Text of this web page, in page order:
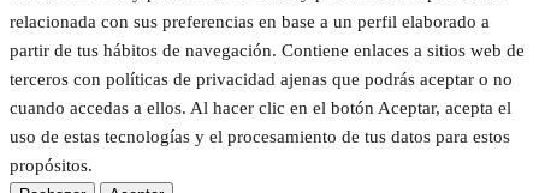
relacionada con sus preferencias en base a un perfil elaborado a
partir de tus hábitos de navegación. Contiene enlaces a sitios web de
terceros con políticas de privacidad ajenas que podrás aceptar o no
cuando accedas a ellos. Al hacer clic en el botón Aceptar, acepta el
uso de estas tecnologías y el procesamiento de tus datos para estos
propósitos.